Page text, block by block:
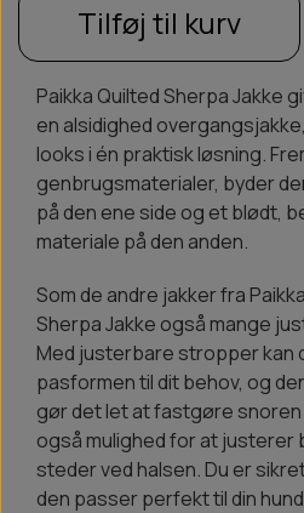
Tilføj til kurv
Paikka Quilted Sherpa Jakke
en alsidighed
looks i én praktisk løsning.
genbrugsmaterialer, byder
på den ene side og et blødt,
materiale på den anden.
Som de andre jakker fra
Sherpa Jakke også mange
Med justerbare stropper kan
pasformen til dit behov, og
gør det let at fastgøre
også mulighed for at justerer
steder ved halsen. Du er
den passer perfekt til din